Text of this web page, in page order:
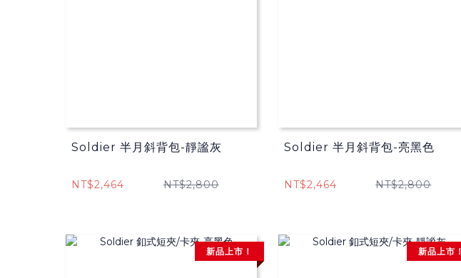
Soldier 半月斜背包-靜謐灰
NT$2,464 NT$2,800
Soldier 半月斜背包-亮黑色
NT$2,464 NT$2,800
新品上市！ 新品上市！